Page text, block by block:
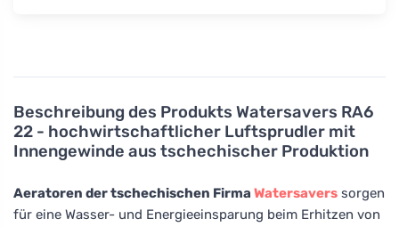
Beschreibung des Produkts Watersavers RA6
22 - hochwirtschaftlicher Luftsprudler mit
Innengewinde aus tschechischer Produktion
Aeratoren der tschechischen Firma Watersavers sorgen
für eine Wasser- und Energieeinsparung beim Erhitzen von